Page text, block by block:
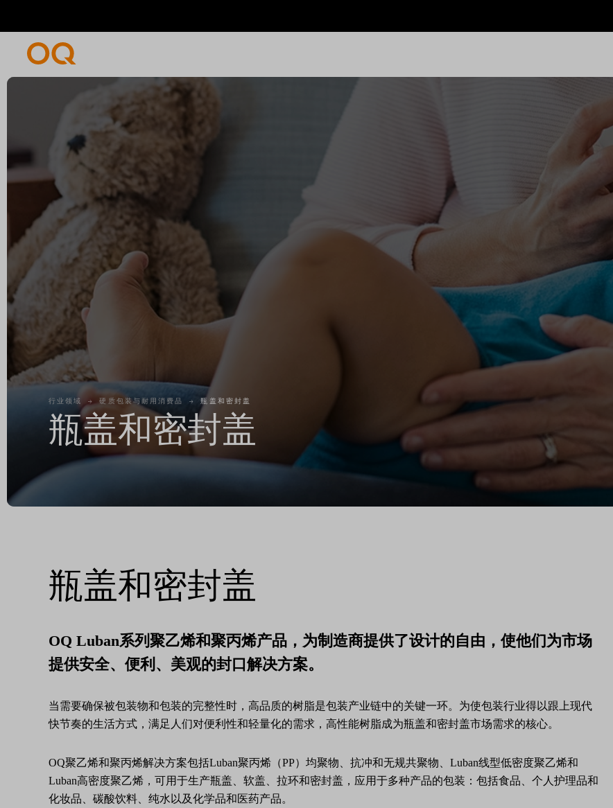
行业领域 硬质包装与耐用消费品 瓶盖和密封盖
瓶盖和密封盖
瓶盖和密封盖
OQ Luban系列聚乙烯和聚丙烯产品，为制造商提供了设计的自由，使他们为市场
提供安全、便利、美观的封口解决方案。
当需要确保被包装物和包装的完整性时，高品质的树脂是包装产业链中的关键一环。为使包装行业得以跟上现代
快节奏的生活方式，满足人们对便利性和轻量化的需求，高性能树脂成为瓶盖和密封盖市场需求的核心。
OQ聚乙烯和聚丙烯解决方案包括Luban聚丙烯（PP）均聚物、抗冲和无规共聚物、Luban线型低密度聚乙烯和
Luban高密度聚乙烯，可用于生产瓶盖、软盖、拉环和密封盖，应用于多种产品的包装：包括食品、个人护理品和
化妆品、碳酸饮料、纯水以及化学品和医药产品。